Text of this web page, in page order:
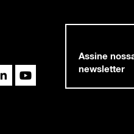
Assine
newsletter